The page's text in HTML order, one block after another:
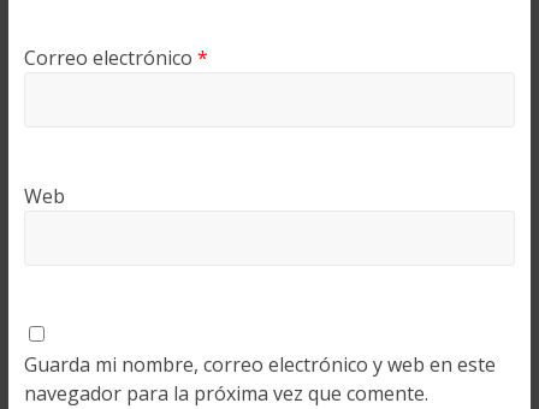
Correo electrónico *
Web
Guarda mi nombre, correo electrónico y web en este
navegador para la próxima vez que comente.